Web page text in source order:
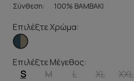
Σύνθεση:
100% ΒΑΜΒΑΚΙ
Επιλέξτε Χρώμα:
Επιλέξτε Μέγεθος:
S M L XL XXL